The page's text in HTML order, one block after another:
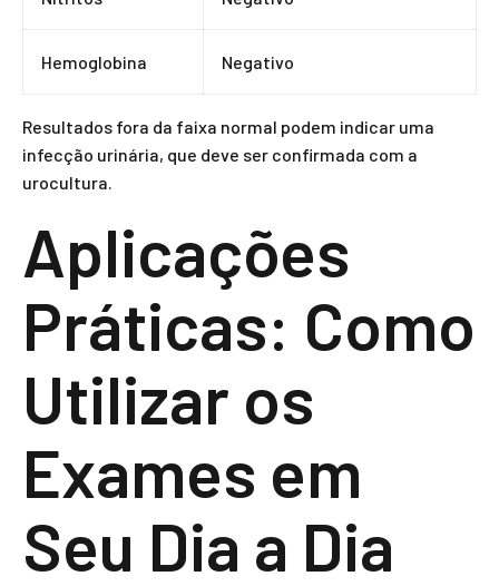
Hemoglobina Negativo
Resultados fora da faixa normal podem indicar uma
infecção urinária, que deve ser confirmada com a
urocultura.
Aplicações
Práticas: Como
Utilizar os
Exames em
Seu Dia a Dia